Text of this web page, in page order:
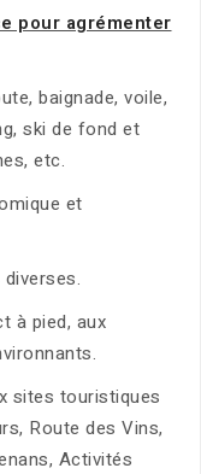
pour agrémenter
baignade, voile,
ski de fond et
etc.
et
à pied, aux
sites touristiques
Route des Vins,
Activités